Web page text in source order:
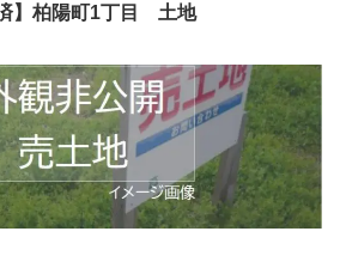
】柏陽町1丁目 土地